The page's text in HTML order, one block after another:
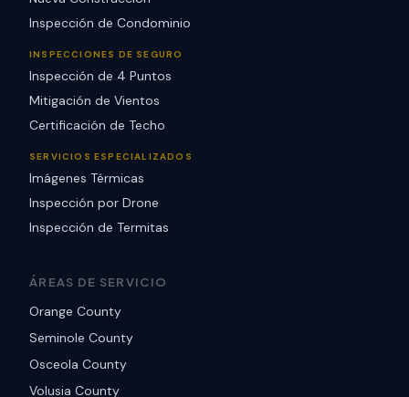
Inspección de Condominio
INSPECCIONES DE SEGURO
Inspección de 4 Puntos
Mitigación de Vientos
Certificación de Techo
SERVICIOS ESPECIALIZADOS
Imágenes Térmicas
Inspección por Drone
Inspección de Termitas
ÁREAS DE SERVICIO
Orange County
Seminole County
Osceola County
Volusia County